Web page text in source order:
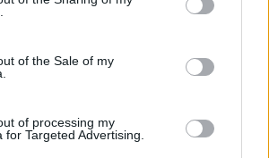
to Google and its third-party tags to
specified purposes in below Google
of the Sale of my
of processing my
for Targeted Advertising.
και παίρνει τη θέση των